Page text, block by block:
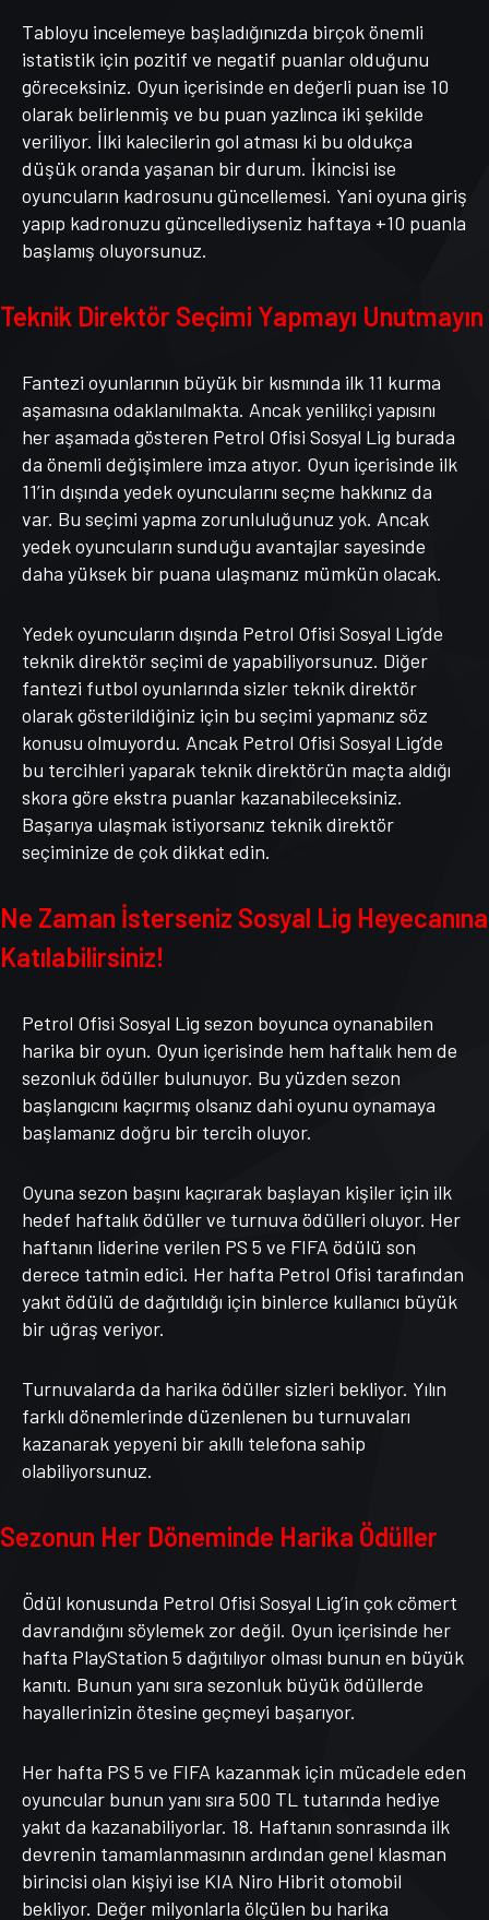
Tabloyu incelemeye başladığınızda birçok önemli
istatistik için pozitif ve negatif puanlar olduğunu
göreceksiniz. Oyun içerisinde en değerli puan ise 10
olarak belirlenmiş ve bu puan yazlınca iki şekilde
veriliyor. İlki kalecilerin gol atması ki bu oldukça
düşük oranda yaşanan bir durum. İkincisi ise
oyuncuların kadrosunu güncellemesi. Yani oyuna giriş
yapıp kadronuzu güncellediyseniz haftaya +10 puanla
başlamış oluyorsunuz.
Teknik Direktör Seçimi Yapmayı Unutmayın
Fantezi oyunlarının büyük bir kısmında ilk 11 kurma
aşamasına odaklanılmakta. Ancak yenilikçi yapısını
her aşamada gösteren Petrol Ofisi Sosyal Lig burada
da önemli değişimlere imza atıyor. Oyun içerisinde ilk
11’in dışında yedek oyuncularını seçme hakkınız da
var. Bu seçimi yapma zorunluluğunuz yok. Ancak
yedek oyuncuların sunduğu avantajlar sayesinde
daha yüksek bir puana ulaşmanız mümkün olacak.
Yedek oyuncuların dışında Petrol Ofisi Sosyal Lig’de
teknik direktör seçimi de yapabiliyorsunuz. Diğer
fantezi futbol oyunlarında sizler teknik direktör
olarak gösterildiğiniz için bu seçimi yapmanız söz
konusu olmuyordu. Ancak Petrol Ofisi Sosyal Lig’de
bu tercihleri yaparak teknik direktörün maçta aldığı
skora göre ekstra puanlar kazanabileceksiniz.
Başarıya ulaşmak istiyorsanız teknik direktör
seçiminize de çok dikkat edin.
Ne Zaman İsterseniz Sosyal Lig Heyecanına
Katılabilirsiniz!
Petrol Ofisi Sosyal Lig sezon boyunca oynanabilen
harika bir oyun. Oyun içerisinde hem haftalık hem de
sezonluk ödüller bulunuyor. Bu yüzden sezon
başlangıcını kaçırmış olsanız dahi oyunu oynamaya
başlamanız doğru bir tercih oluyor.
Oyuna sezon başını kaçırarak başlayan kişiler için ilk
hedef haftalık ödüller ve turnuva ödülleri oluyor. Her
haftanın liderine verilen PS 5 ve FIFA ödülü son
derece tatmin edici. Her hafta Petrol Ofisi tarafından
yakıt ödülü de dağıtıldığı için binlerce kullanıcı büyük
bir uğraş veriyor.
Turnuvalarda da harika ödüller sizleri bekliyor. Yılın
farklı dönemlerinde düzenlenen bu turnuvaları
kazanarak yepyeni bir akıllı telefona sahip
olabiliyorsunuz.
Sezonun Her Döneminde Harika Ödüller
Ödül konusunda Petrol Ofisi Sosyal Lig’in çok cömert
davrandığını söylemek zor değil. Oyun içerisinde her
hafta PlayStation 5 dağıtılıyor olması bunun en büyük
kanıtı. Bunun yanı sıra sezonluk büyük ödüllerde
hayallerinizin ötesine geçmeyi başarıyor.
Her hafta PS 5 ve FIFA kazanmak için mücadele eden
oyuncular bunun yanı sıra 500 TL tutarında hediye
yakıt da kazanabiliyorlar. 18. Haftanın sonrasında ilk
devrenin tamamlanmasının ardından genel klasman
birincisi olan kişiyi ise KIA Niro Hibrit otomobil
bekliyor. Değer milyonlarla ölçülen bu harika